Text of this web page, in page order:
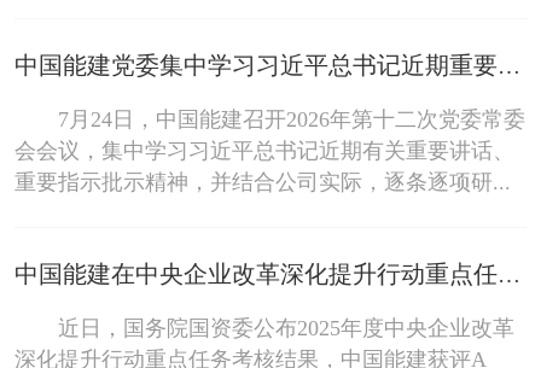
中国能建党委集中学习习近平总书记近期重要讲话、重要指示批示精神
7月24日，中国能建召开2026年第十二次党委常委
会会议，集中学习习近平总书记近期有关重要讲话、
重要指示批示精神，并结合公司实际，逐条逐项研...
中国能建在中央企业改革深化提升行动重点任务考核结果中再获A级
近日，国务院国资委公布2025年度中央企业改革
深化提升行动重点任务考核结果，中国能建获评A